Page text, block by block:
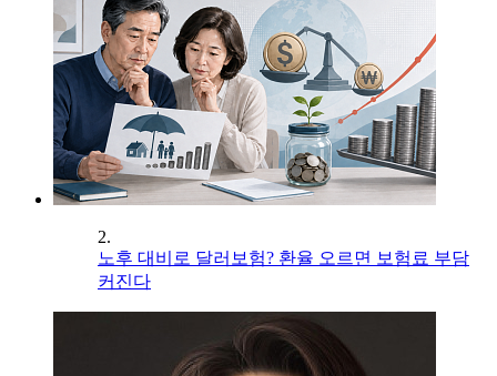
2.
노후 대비로 달러보험? 환율 오르면 보험료 부담
커진다